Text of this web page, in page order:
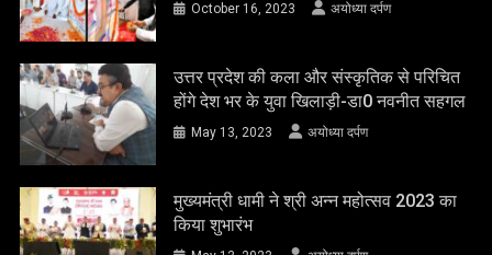
October 16, 2023 अयोध्या दर्पण
उत्तर प्रदेश की कला और संस्कृतिक से परिचित
होंगे देश भर के युवा खिलाड़ी-डा0 नवनीत सहगल
May 13, 2023 अयोध्या दर्पण
मुख्यमंत्री धामी ने श्री अन्न महोत्सव 2023 का
किया शुभारंभ